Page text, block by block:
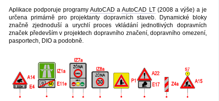
Aplikace podporuje programyAutoCAD aAutoCAD LT(2008 a výše) a je
určena primárně pro projektanty dopravních staveb. Dynamické bloky
značně zjednoduší a urychlí proces vkládání jednotlivých dopravních
značek především v projektech dopravního značení, dopravního omezení,
pasportech, DIO a podobně.